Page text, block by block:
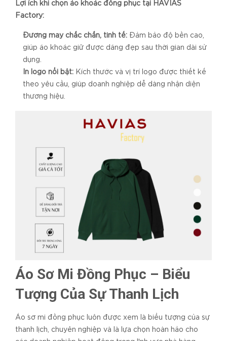
Lợi ích khi chọn áo khoác đồng phục tại HAVIAS
Factory:
Đường may chắc chắn, tinh tế: Đảm bảo độ bền cao,
giúp áo khoác giữ được dáng đẹp sau thời gian dài sử
dụng.
In logo nổi bật: Kích thước và vị trí logo được thiết kế
theo yêu cầu, giúp doanh nghiệp dễ dàng nhận diện
thương hiệu.
Áo Sơ Mi Đồng Phục – Biểu
Tượng Của Sự Thanh Lịch
Áo sơ mi đồng phục luôn được xem là biểu tượng của sự
thanh lịch, chuyên nghiệp và là lựa chọn hoàn hảo cho